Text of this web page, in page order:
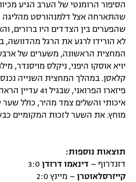
הסיפור הרומנטי של הערב הגיע
שהתארחה אצל דלמנהורסט מהליגה
שהפערים בין הצדדים היו ברורים,
המחצית הראשונה, משערים של
יויא אוסקו היפני, ניקלס מויסנדר,
קלאסן. במהלך המחצית השנייה
פיזארו הפרואני,
מוחץ. את השער לזכות המקומיים
תוצאות נוספות:
דזנדרוף – דינאמו דרזדן
קייזרסלאוטרן – מיינץ 2:0